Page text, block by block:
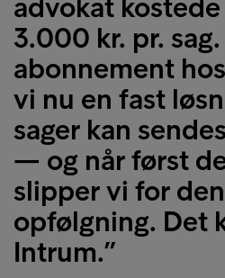
advokat
3.000 kr. pr.
abonnement
vi nu en fast
sager kan
— og når først
slipper vi for
opfølgning. Det
Intrum.”